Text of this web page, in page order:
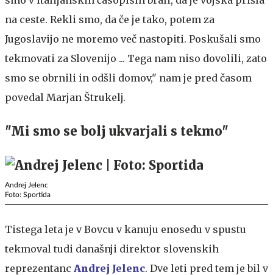
na ceste. Rekli smo, da če je tako, potem za
Jugoslavijo ne moremo več nastopiti. Poskušali smo
tekmovati za Slovenijo ... Tega nam niso dovolili, zato
smo se obrnili in odšli domov," nam je pred časom
povedal Marjan Štrukelj.
"Mi smo se bolj ukvarjali s tekmo"
Andrej Jelenc
Foto: Sportida
Tistega leta je v Bovcu v kanuju enosedu v spustu
tekmoval tudi današnji direktor slovenskih
reprezentanc Andrej Jelenc. Dve leti pred tem je bil v